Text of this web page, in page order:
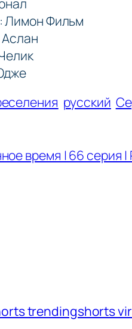
Лимон Фильм
русский
время | 66 серия
trendingshorts